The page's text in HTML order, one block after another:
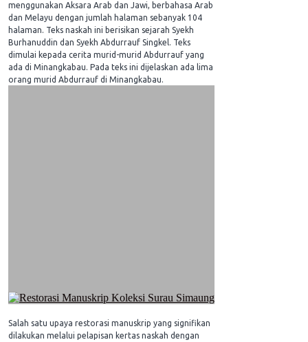
menggunakan Aksara Arab dan Jawi, berbahasa Arab
dan Melayu dengan jumlah halaman sebanyak 104
halaman. Teks naskah ini berisikan sejarah Syekh
Burhanuddin dan Syekh Abdurrauf Singkel. Teks
dimulai kepada cerita murid-murid Abdurrauf yang
ada di Minangkabau. Pada teks ini dijelaskan ada lima
orang murid Abdurrauf di Minangkabau.
Salah satu upaya restorasi manuskrip yang signifikan
dilakukan melalui pelapisan kertas naskah dengan